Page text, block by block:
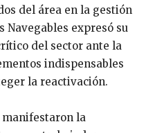
del área en la gestión
Navegables expresó su
del sector ante la
indispensables
la reactivación.
manifestaron la